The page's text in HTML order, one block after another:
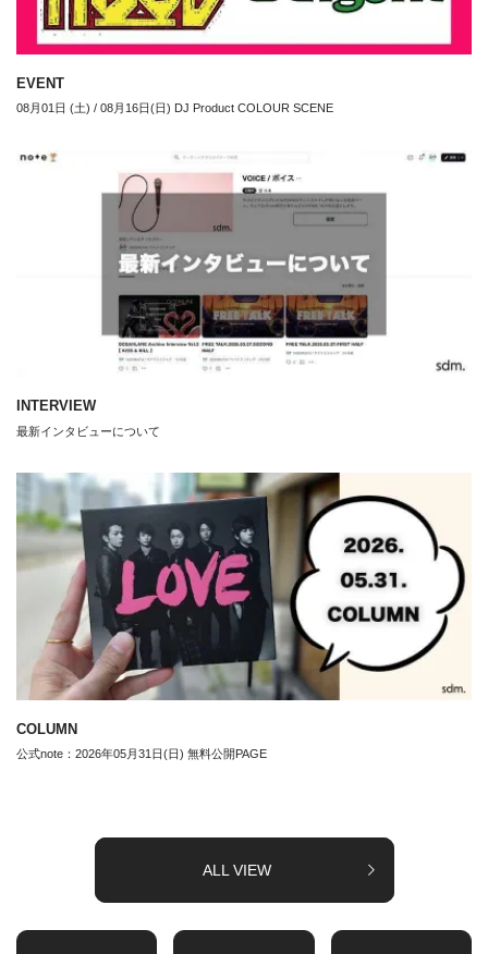
EVENT
08月01日 (土) / 08月16日(日) DJ Product COLOUR SCENE
INTERVIEW
最新インタビューについて
COLUMN
公式note：2026年05月31日(日) 無料公開PAGE
ALL VIEW